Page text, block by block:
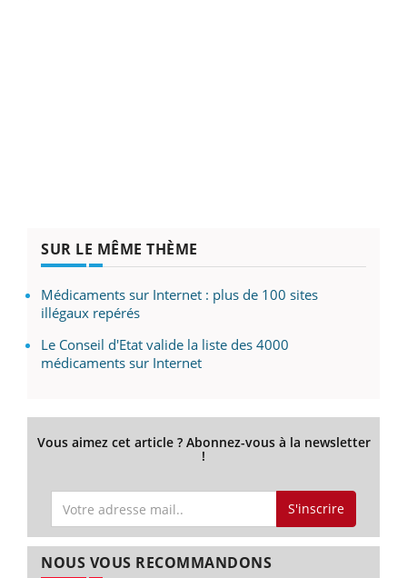
SUR LE MÊME THÈME
Médicaments sur Internet : plus de 100 sites
illégaux repérés
Le Conseil d'Etat valide la liste des 4000
médicaments sur Internet
Vous aimez cet article ? Abonnez-vous à la newsletter
!
S'inscrire
NOUS VOUS RECOMMANDONS